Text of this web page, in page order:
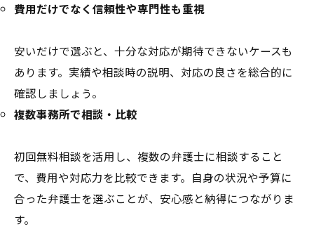
費用だけでなく信頼性や専門性も重視
安いだけで選ぶと、十分な対応が期待できないケースも
あります。実績や相談時の説明、対応の良さを総合的に
確認しましょう。
複数事務所で相談・比較
初回無料相談を活用し、複数の弁護士に相談すること
で、費用や対応力を比較できます。自身の状況や予算に
合った弁護士を選ぶことが、安心感と納得につながりま
す。